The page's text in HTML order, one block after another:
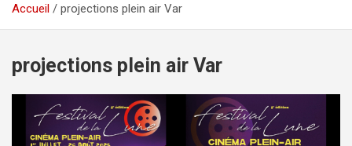
Accueil projections plein air Var
projections plein air Var